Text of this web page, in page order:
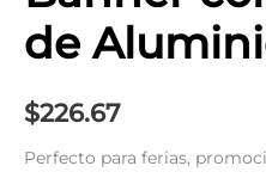
de
$226.67
Perfecto para ferias,